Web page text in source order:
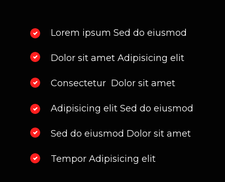
Lorem ipsum Sed do eiusmod
Dolor sit amet Adipisicing elit
Consectetur  Dolor sit amet
Adipisicing elit Sed do eiusmod
Sed do eiusmod Dolor sit amet
Tempor Adipisicing elit